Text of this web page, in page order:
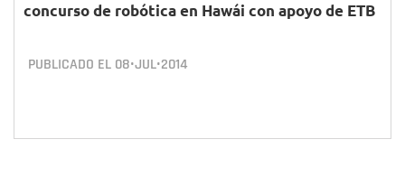
concurso de robótica en Hawái con apoyo de ETB
PUBLICADO EL 08•JUL•2014